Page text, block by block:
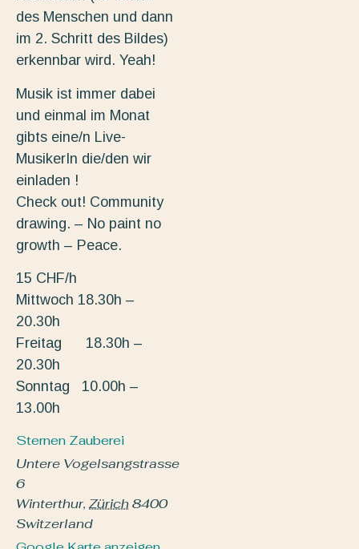
des Menschen und dann
im 2. Schritt des Bildes)
erkennbar wird. Yeah!
Musik ist immer dabei
und einmal im Monat
gibts eine/n Live-
MusikerIn die/den wir
einladen !
Check out! Community
drawing. – No paint no
growth – Peace.
15 CHF/h
Mittwoch 18.30h –
20.30h
Freitag 18.30h –
20.30h
Sonntag 10.00h –
13.00h
Sternen Zauberei
Untere Vogelsangstrasse
6
Winterthur, Zürich8400
Switzerland